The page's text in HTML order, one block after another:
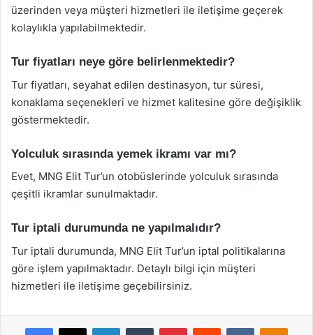
üzerinden veya müşteri hizmetleri ile iletişime geçerek
kolaylıkla yapılabilmektedir.
Tur fiyatları neye göre belirlenmektedir?
Tur fiyatları, seyahat edilen destinasyon, tur süresi,
konaklama seçenekleri ve hizmet kalitesine göre değişiklik
göstermektedir.
Yolculuk sırasında yemek ikramı var mı?
Evet, MNG Elit Tur’un otobüslerinde yolculuk sırasında
çeşitli ikramlar sunulmaktadır.
Tur iptali durumunda ne yapılmalıdır?
Tur iptali durumunda, MNG Elit Tur’un iptal politikalarına
göre işlem yapılmaktadır. Detaylı bilgi için müşteri
hizmetleri ile iletişime geçebilirsiniz.
Facebook
X LinkedInTumblr PinterestReddit VKontakte